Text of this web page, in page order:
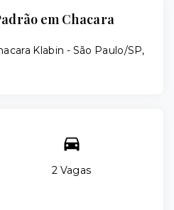
em Chacara
Klabin - São Paulo/SP,
2 Vagas